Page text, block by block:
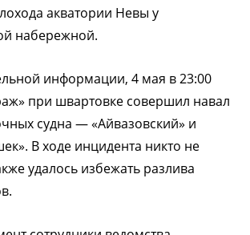
акватории Невы у
набережной.
информации, 4 мая в 23:00
при швартовке совершил навал
судна — «Айвазовский» и
В ходе инцидента никто не
удалось избежать разлива